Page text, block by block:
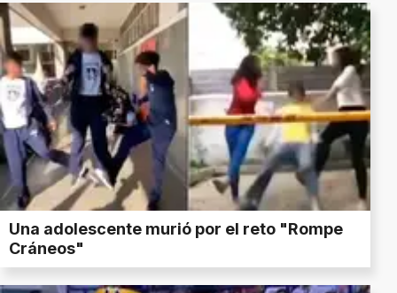
Una adolescente murió por el reto "Rompe
Cráneos"